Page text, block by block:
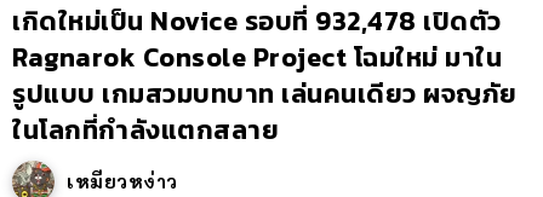
เกิดใหม่เป็น Novice รอบที่ 932,478 เปิดตัว
Ragnarok Console Project โฉมใหม่ มาใน
รูปแบบ เกมสวมบทบาท เล่นคนเดียว ผจญภัย
ในโลกที่กำลังแตกสลาย
เหมียวหง่าว